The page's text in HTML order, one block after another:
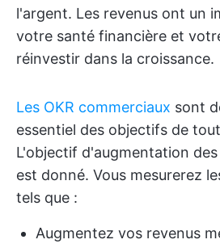
l'argent. Les revenus ont un
votre santé financière et
réinvestir dans la croissance.
Les OKR commerciaux sont
essentiel des objectifs de
L'objectif d'augmentation
est donné. Vous mesurerez
tels que :
Augmentez vos revenus